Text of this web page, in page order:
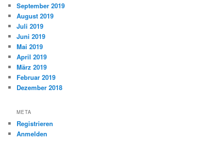
September 2019
August 2019
Juli 2019
Juni 2019
Mai 2019
April 2019
März 2019
Februar 2019
Dezember 2018
META
Registrieren
Anmelden